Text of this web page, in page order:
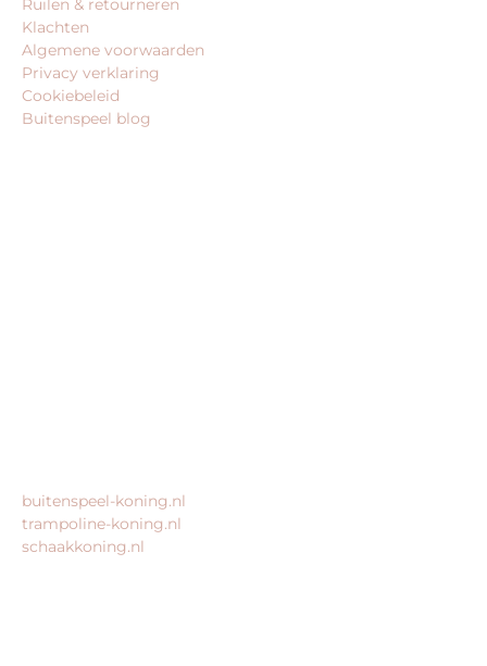
Ruilen & retourneren
Klachten
Algemene voorwaarden
Privacy verklaring
Cookiebeleid
Buitenspeel blog
buitenspeel-koning.nl
trampoline-koning.nl
schaakkoning.nl